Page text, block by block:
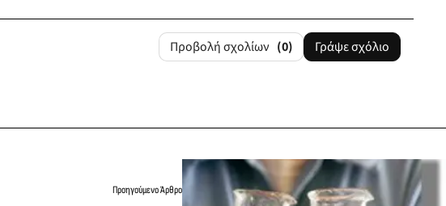
Προβολή σχολίων (0) Γράψε σχόλιο
Προηγούμενο Άρθρο